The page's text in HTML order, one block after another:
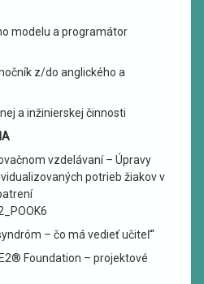
modelu a programátor
z/do anglického a
a inžinierskej činnosti
vzdelávaní – Úpravy
potrieb žiakov v
– čo má vedieť učiteľ“
Foundation – projektové